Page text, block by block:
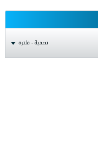
تصفية - فلترة